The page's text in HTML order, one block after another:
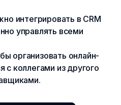
интегрировать в CRM
управлять всеми
организовать онлайн-
с коллегами из другого